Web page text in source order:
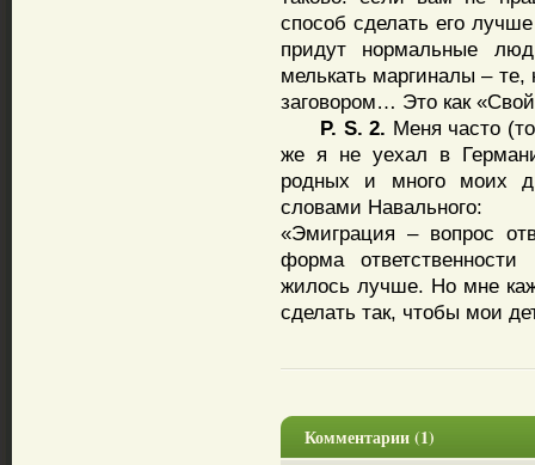
способ сделать его
придут нормальные
мелькать маргиналы –
заговором… Это как
P. S. 2. Меня часто
же я не уехал в
родных и много моих
словами Навального:
«Эмиграция – вопрос
форма
жилось лучше. Но мне
сделать так, чтобы мои
Комментарии (1)